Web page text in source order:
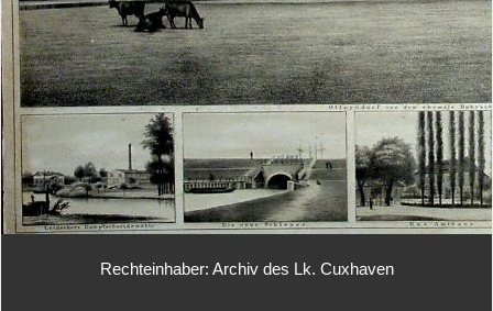
Rechteinhaber: Archiv des Lk. Cuxhaven